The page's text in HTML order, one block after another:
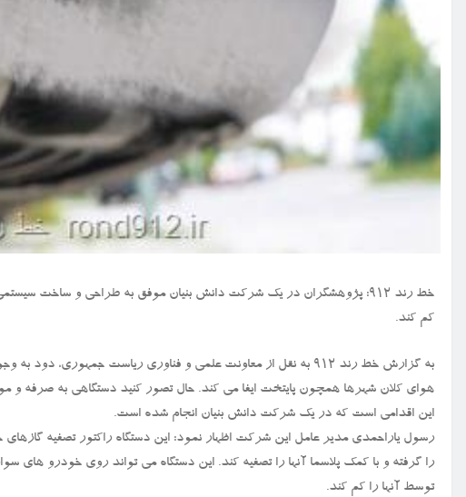
کم کند.
به گزارش خط رند ۹۱۲ به نقل از معاونت علمی و فناوری ریاست
هوای کلان شهرها همچون پایتخت ایفا می کند. حال تصور کنید دستگاهی به صرفه و موثر اختراع
این اقدامی است که در یک شرکت دانش بنیان انجام شده است.
رسول یاراحمدی مدیر عامل این شرکت اظهار نمود: این دستگاه راکتور تصفیه
را گرفته و با کمک پلاسما آنها را تصفیه کند. این دستگاه می تواند روی خودرو
توسط آنها را کم کند.